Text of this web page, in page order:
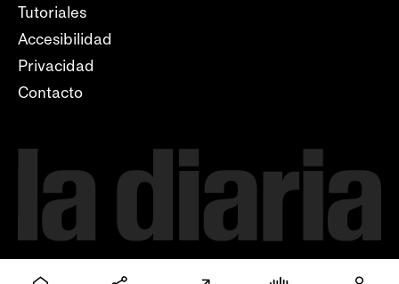
Tutoriales
Accesibilidad
Privacidad
Contacto